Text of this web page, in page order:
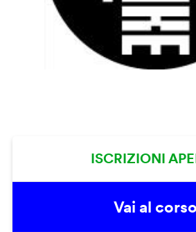
ISCRIZIONI
Vai al corso